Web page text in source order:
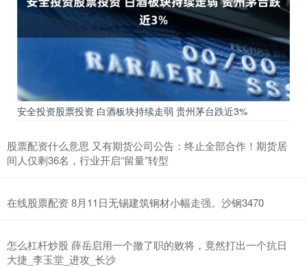
安全投资股票投资 白酒板块持续走弱 贵州茅台跌近3%
股票配资什么意思 又有期货公司公告：终止全部合作！期货居
间人仅剩36名，行业开启“留量”转型
在线股票配资 8月11日无锡建筑钢材小幅走强。沙钢3470
怎么杠杆炒股 薛岳启用一个撤了职的败将，竟然打出一个抗日
大捷_李玉堂_进攻_长沙